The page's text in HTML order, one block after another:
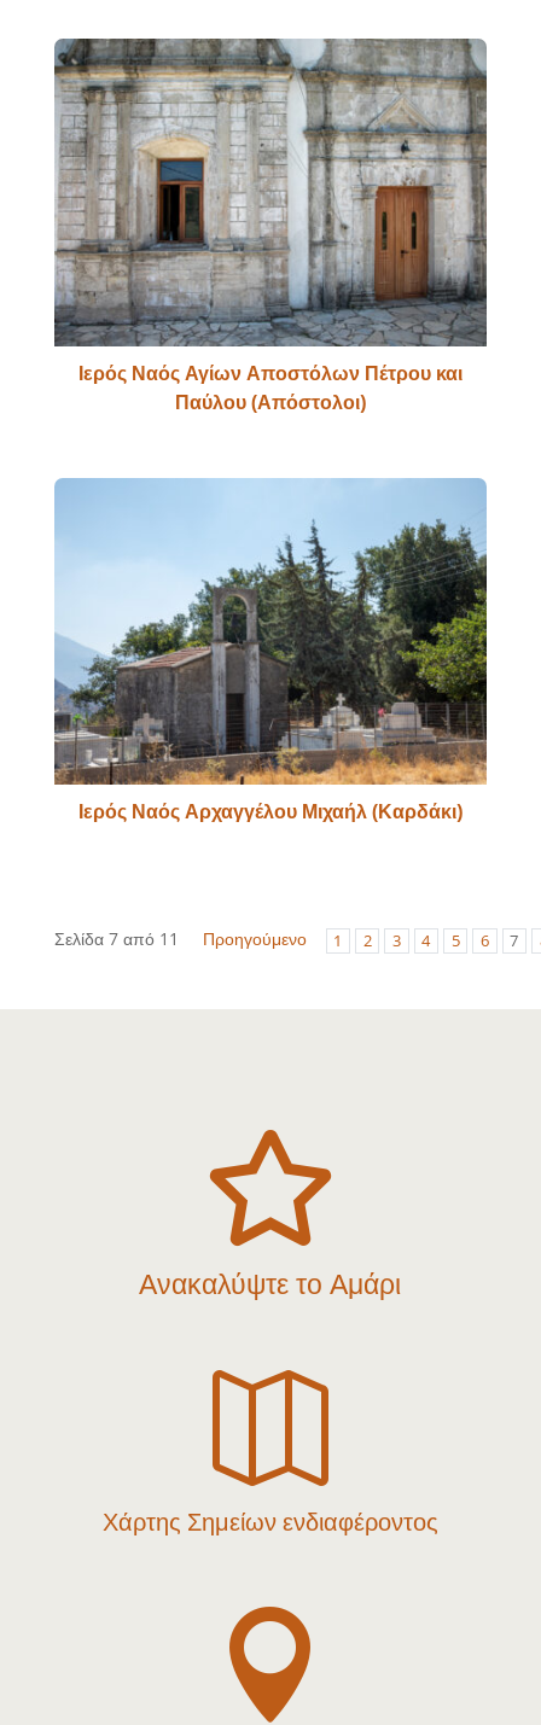
Ιερός Ναός Αγίων Αποστόλων Πέτρου και
Παύλου (Απόστολοι)
Ιερός Ναός Αρχαγγέλου Μιχαήλ (Καρδάκι)
Σελίδα 7 από 11 Προηγούμενο 1 2 3 4 5 6 7

Ανακαλύψτε το Αμάρι

Χάρτης Σημείων ενδιαφέροντος
